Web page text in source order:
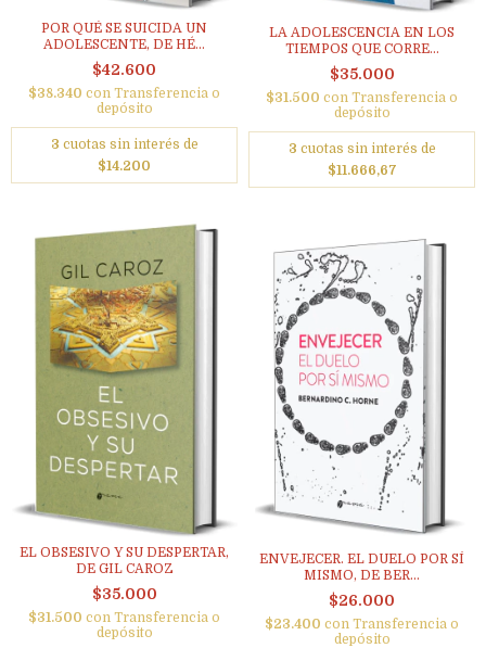
POR QUÉ SE SUICIDA UN
ADOLESCENTE, DE HÉ...
$42.600
$38.340 con Transferencia o
depósito
3 cuotas sin interés de
$14.200
LA ADOLESCENCIA EN LOS
TIEMPOS QUE CORRE...
$35.000
$31.500 con Transferencia o
depósito
3 cuotas sin interés de
$11.666,67
EL OBSESIVO Y SU DESPERTAR,
DE GIL CAROZ
$35.000
$31.500 con Transferencia o
depósito
ENVEJECER. EL DUELO POR SÍ
MISMO, DE BER...
$26.000
$23.400 con Transferencia o
depósito